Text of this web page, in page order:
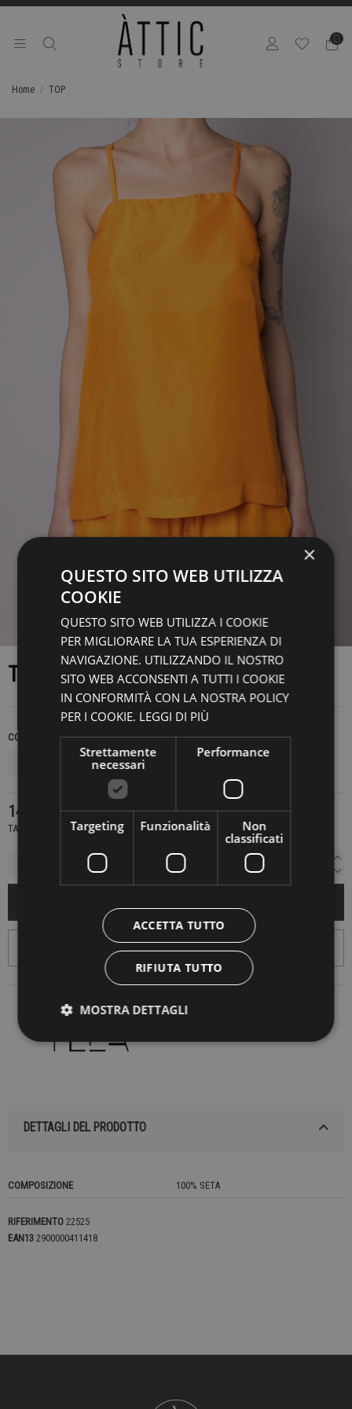
0
Home TOP
TOP
COLORE TAGLIE NAZIONALI
146,30 €209,00 € -30%
TASSE INCLUSE
DETTAGLI DEL PRODOTTO
COMPOSIZIONE 100% SETA
RIFERIMENTO 22525
EAN13 2900000411418
×
QUESTO SITO WEB UTILIZZA
COOKIE
QUESTO SITO WEB UTILIZZA I COOKIE
PER MIGLIORARE LA TUA ESPERIENZA DI
NAVIGAZIONE. UTILIZZANDO IL NOSTRO
SITO WEB ACCONSENTI A TUTTI I COOKIE
IN CONFORMITÀ CON LA NOSTRA POLICY
PER I COOKIE. LEGGI DI PIÙ
Strettamente
necessari
Performance
Targeting Funzionalità
Non
classificati
ACCETTA TUTTO
RIFIUTA TUTTO
MOSTRA DETTAGLI